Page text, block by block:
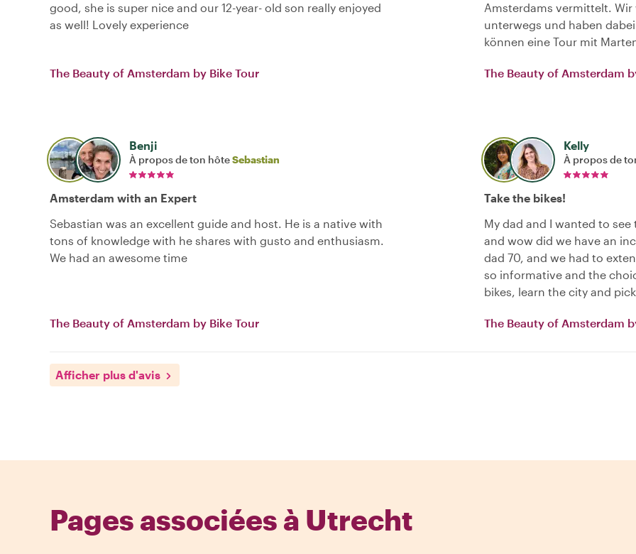
good, she is super nice and our 12-year- old son really enjoyed
as well! Lovely experience
The Beauty of Amsterdam by Bike Tour
Amsterdams vermittelt. Wir
unterwegs und haben
können eine Tour mit
The Beauty of Amsterdam
Benji
À propos de ton hôteSebastian
Amsterdam with an Expert
Sebastian was an excellent guide and host. He is a native with
tons of knowledge with he shares with gusto and enthusiasm.
We had an awesome time
The Beauty of Amsterdam by Bike Tour
Kelly
À propos de
Take the bikes!
My dad and I wanted to
and wow did we have an
dad 70, and we had to
so informative and the
bikes, learn the city and
The Beauty of Amsterdam
Afficher plus d'avis
Pages associées à Utrecht